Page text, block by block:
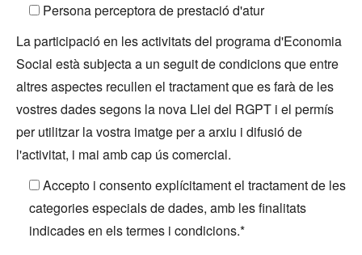
Persona perceptora de prestació d'atur
La participació en les activitats del programa d'Economia
Social està subjecta a un seguit de condicions que entre
altres aspectes recullen el tractament que es farà de les
vostres dades segons la nova Llei del RGPT i el permís
per utilitzar la vostra imatge per a arxiu i difusió de
l'activitat, i mai amb cap ús comercial.
Accepto i consento explícitament el tractament de les
categories especials de dades, amb les finalitats
indicades en els termes i condicions.*